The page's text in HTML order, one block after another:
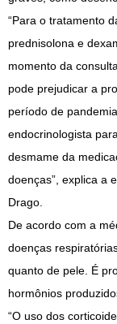
“Para o tratamento
prednisolona e
momento da
pode prejudicar a
período de
endocrinologista
desmame da
doenças”, explica a
Drago.
De acordo com a
doenças
quanto de pele. É
hormônios
“O uso dos